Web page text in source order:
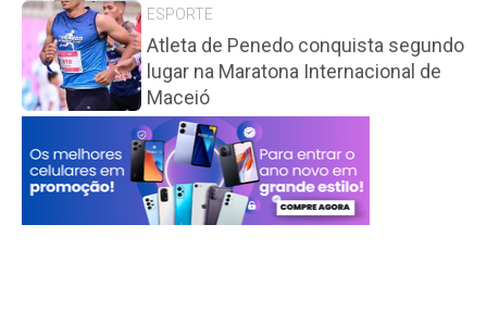
ESPORTE
Atleta de Penedo conquista segundo
lugar na Maratona Internacional de
Maceió